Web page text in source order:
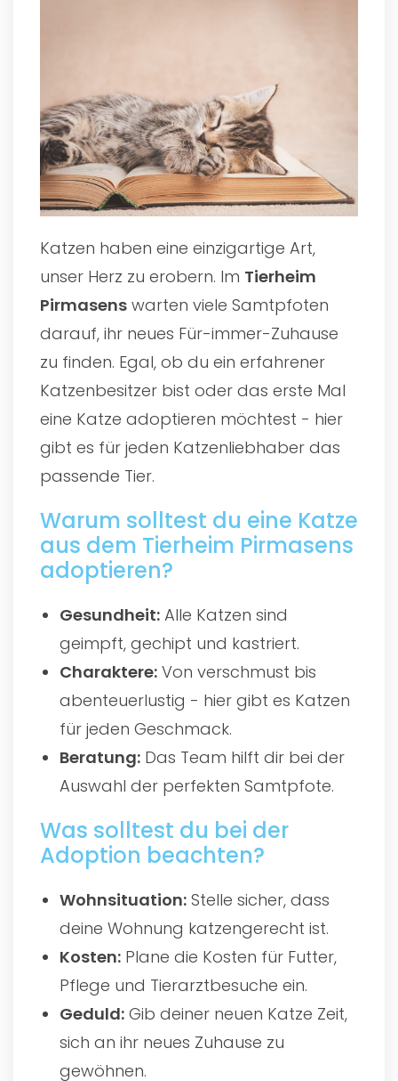
Katzen haben eine einzigartige Art,
unser Herz zu erobern. Im Tierheim
Pirmasens warten viele Samtpfoten
darauf, ihr neues Für-immer-Zuhause
zu finden. Egal, ob du ein erfahrener
Katzenbesitzer bist oder das erste Mal
eine Katze adoptieren möchtest - hier
gibt es für jeden Katzenliebhaber das
passende Tier.
Warum solltest du eine Katze
aus dem Tierheim Pirmasens
adoptieren?
Gesundheit: Alle Katzen sind
geimpft, gechipt und kastriert.
Charaktere: Von verschmust bis
abenteuerlustig - hier gibt es Katzen
für jeden Geschmack.
Beratung: Das Team hilft dir bei der
Auswahl der perfekten Samtpfote.
Was solltest du bei der
Adoption beachten?
Wohnsituation: Stelle sicher, dass
deine Wohnung katzengerecht ist.
Kosten: Plane die Kosten für Futter,
Pflege und Tierarztbesuche ein.
Geduld: Gib deiner neuen Katze Zeit,
sich an ihr neues Zuhause zu
gewöhnen.